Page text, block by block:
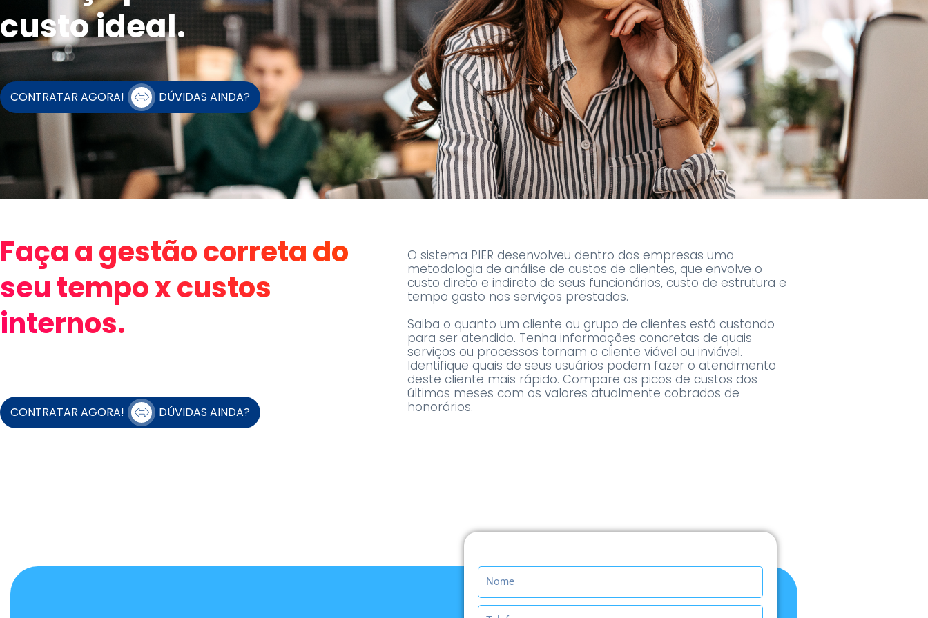
custo ideal.
CONTRATAR AGORA! DÚVIDAS AINDA?
Faça a gestão correta do
seu tempo x custos
internos.
CONTRATAR AGORA! DÚVIDAS AINDA?
O sistema PIER desenvolveu dentro das empresas uma
metodologia de análise de custos de clientes, que envolve o
custo direto e indireto de seus funcionários, custo de estrutura e
tempo gasto nos serviços prestados.
Saiba o quanto um cliente ou grupo de clientes está custando
para ser atendido. Tenha informações concretas de quais
serviços ou processos tornam o cliente viável ou inviável.
Identifique quais de seus usuários podem fazer o atendimento
deste cliente mais rápido. Compare os picos de custos dos
últimos meses com os valores atualmente cobrados de
honorários.